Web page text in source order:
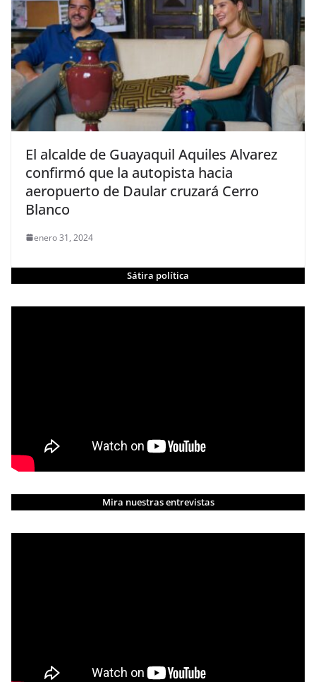
El alcalde de Guayaquil Aquiles Alvarez
confirmó que la autopista hacia
aeropuerto de Daular cruzará Cerro
Blanco
enero 31, 2024
Sátira política
Mira nuestras entrevistas